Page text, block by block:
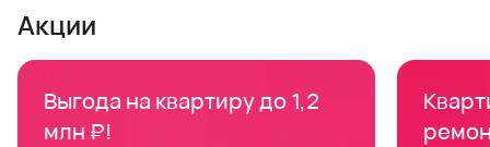
Акции
Выгода на квартиру до 1,2
млн ₽!